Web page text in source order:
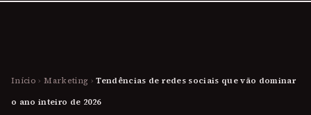
Início › Marketing › Tendências de redes sociais que vão dominar
o ano inteiro de 2026